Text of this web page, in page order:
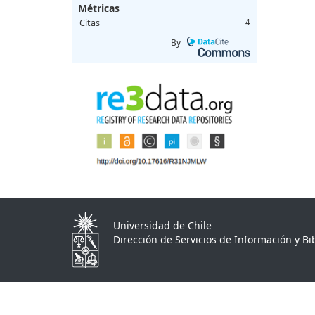
Métricas
Citas 4
By
Universidad de Chile
Dirección de Servicios de Información y